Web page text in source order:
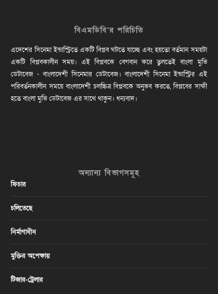
বিএমডিবি’র পরিচিতি
এদেশের সিনেমা ইন্ডাস্ট্রিতে একটি বিপ্লব ঘটতে যাচ্ছে এবং হয়তো বর্তমান সময়টা
একটি বিপ্লবকালীন সময়। এই বিপ্লবকে বেগবান করে তুলতেই বাংলা মুভি
ডেটাবেজ - বাংলাদেশী সিনেমার ডেটাবেজ। বাংলাদেশী সিনেমা ইন্ডাস্ট্রির এই
পরিবর্তনকালীন সময়ে বাংলাদেশী চলচ্চিত্র বিপ্লবকে অনুভব করতে, বিপ্লবের সাক্ষী
হতে বাংলা মুভি ডেটাবেজ এর সাথে থাকুন। ধন্যবাদ।
অন্যান্য বিভাগসমূহ
ফিচার
চলিতেছে
নির্মাণাধীন
মুক্তির অপেক্ষায়
টিজার-ট্রেলার